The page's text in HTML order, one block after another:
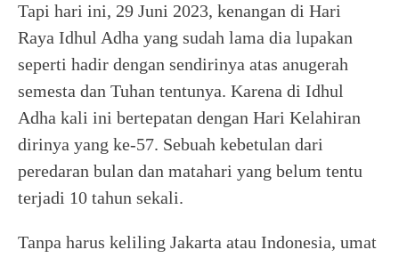
Tapi hari ini, 29 Juni 2023, kenangan di Hari
Raya Idhul Adha yang sudah lama dia lupakan
seperti hadir dengan sendirinya atas anugerah
semesta dan Tuhan tentunya. Karena di Idhul
Adha kali ini bertepatan dengan Hari Kelahiran
dirinya yang ke-57. Sebuah kebetulan dari
peredaran bulan dan matahari yang belum tentu
terjadi 10 tahun sekali.
Tanpa harus keliling Jakarta atau Indonesia, umat